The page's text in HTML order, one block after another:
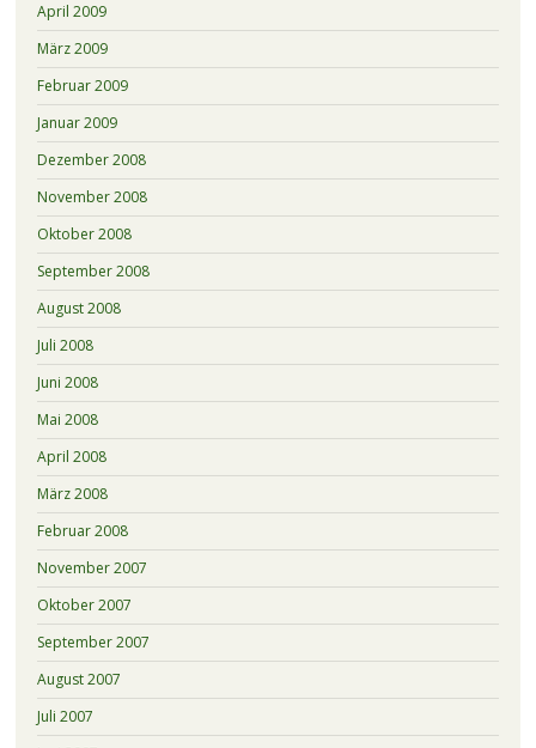
April 2009
März 2009
Februar 2009
Januar 2009
Dezember 2008
November 2008
Oktober 2008
September 2008
August 2008
Juli 2008
Juni 2008
Mai 2008
April 2008
März 2008
Februar 2008
November 2007
Oktober 2007
September 2007
August 2007
Juli 2007